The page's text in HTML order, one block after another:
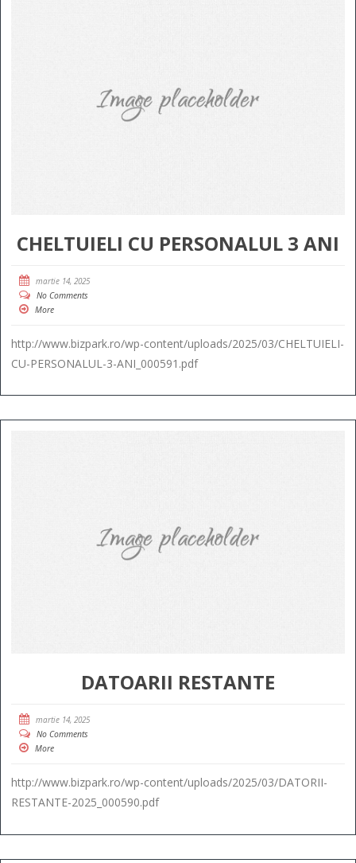
CHELTUIELI CU PERSONALUL 3 ANI
martie 14, 2025
No Comments
More
http://www.bizpark.ro/wp-content/uploads/2025/03/CHELTUIELI-
CU-PERSONALUL-3-ANI_000591.pdf
DATOARII RESTANTE
martie 14, 2025
No Comments
More
http://www.bizpark.ro/wp-content/uploads/2025/03/DATORII-
RESTANTE-2025_000590.pdf